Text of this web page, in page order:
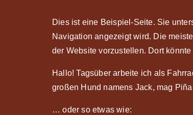
Dies ist eine Beispiel-Seite. Sie
Navigation angezeigt wird. Die
der Website vorzustellen. Dort
Hallo! Tagsüber arbeite ich als
großen Hund namens Jack, mag
… oder so etwas wie: